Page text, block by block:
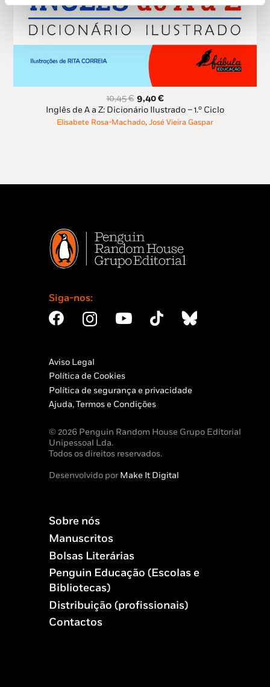
10,45€ O
preço
original
9,40€O
preço
atual
Inglês de A a Z: Dicionário Ilustrado – 1.º Ciclo
Elisabete Rosa-Machado, José Vieira Gaspar
Siga-nos:
Aviso Legal
Política de Cookies
Política de segurança e privacidade
Ajuda, Termos e Condições
© 2026 Penguin Random House Grupo Editorial
Unipessoal Lda.
Todos os direitos reservados.
Desenvolvido porMake It Digital
Sobre nós
Manuscritos
Bolsas Literárias
Penguin Educação (Escolas e
Bibliotecas)
Distribuição (profissionais)
Contactos